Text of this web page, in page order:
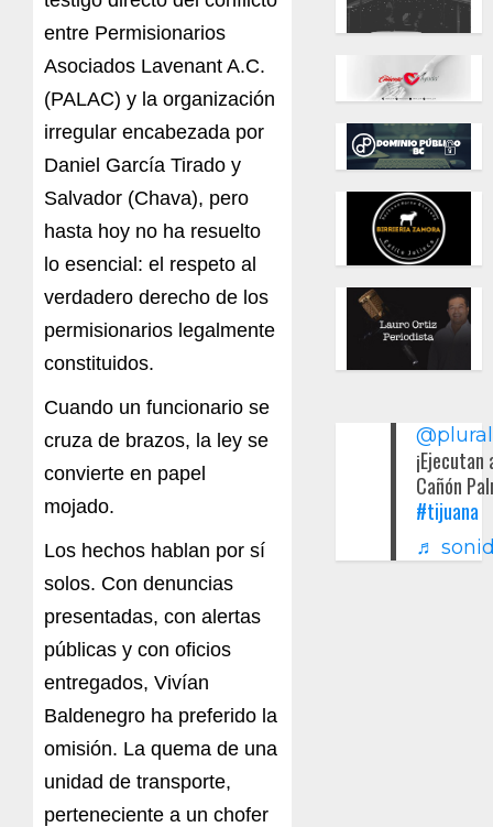
entre Permisionarios
Asociados Lavenant A.C.
(PALAC) y la organización
irregular encabezada por
Daniel García Tirado y
Salvador (Chava), pero
hasta hoy no ha resuelto
lo esencial: el respeto al
verdadero derecho de los
permisionarios legalmente
constituidos.
Cuando un funcionario se
cruza de brazos, la ley se
convierte en papel
mojado.
Los hechos hablan por sí
solos. Con denuncias
presentadas, con alertas
públicas y con oficios
entregados, Vivían
Baldenegro ha preferido la
omisión. La quema de una
unidad de transporte,
perteneciente a un chofer
Cañón
#tijuana
♬